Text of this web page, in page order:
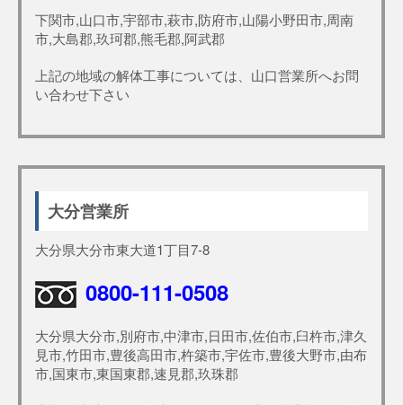
下関市,山口市,宇部市,萩市,防府市,山陽小野田市,周南
市,大島郡,玖珂郡,熊毛郡,阿武郡
上記の地域の解体工事については、山口営業所へお問
い合わせ下さい
大分営業所
大分県大分市東大道1丁目7-8
0800-111-0508
大分県大分市,別府市,中津市,日田市,佐伯市,臼杵市,津久
見市,竹田市,豊後高田市,杵築市,宇佐市,豊後大野市,由布
市,国東市,東国東郡,速見郡,玖珠郡